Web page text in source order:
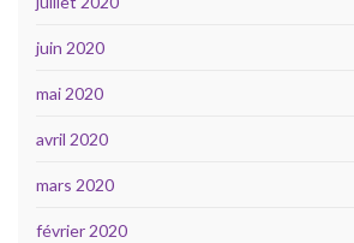
juin 2020
mai 2020
avril 2020
mars 2020
février 2020